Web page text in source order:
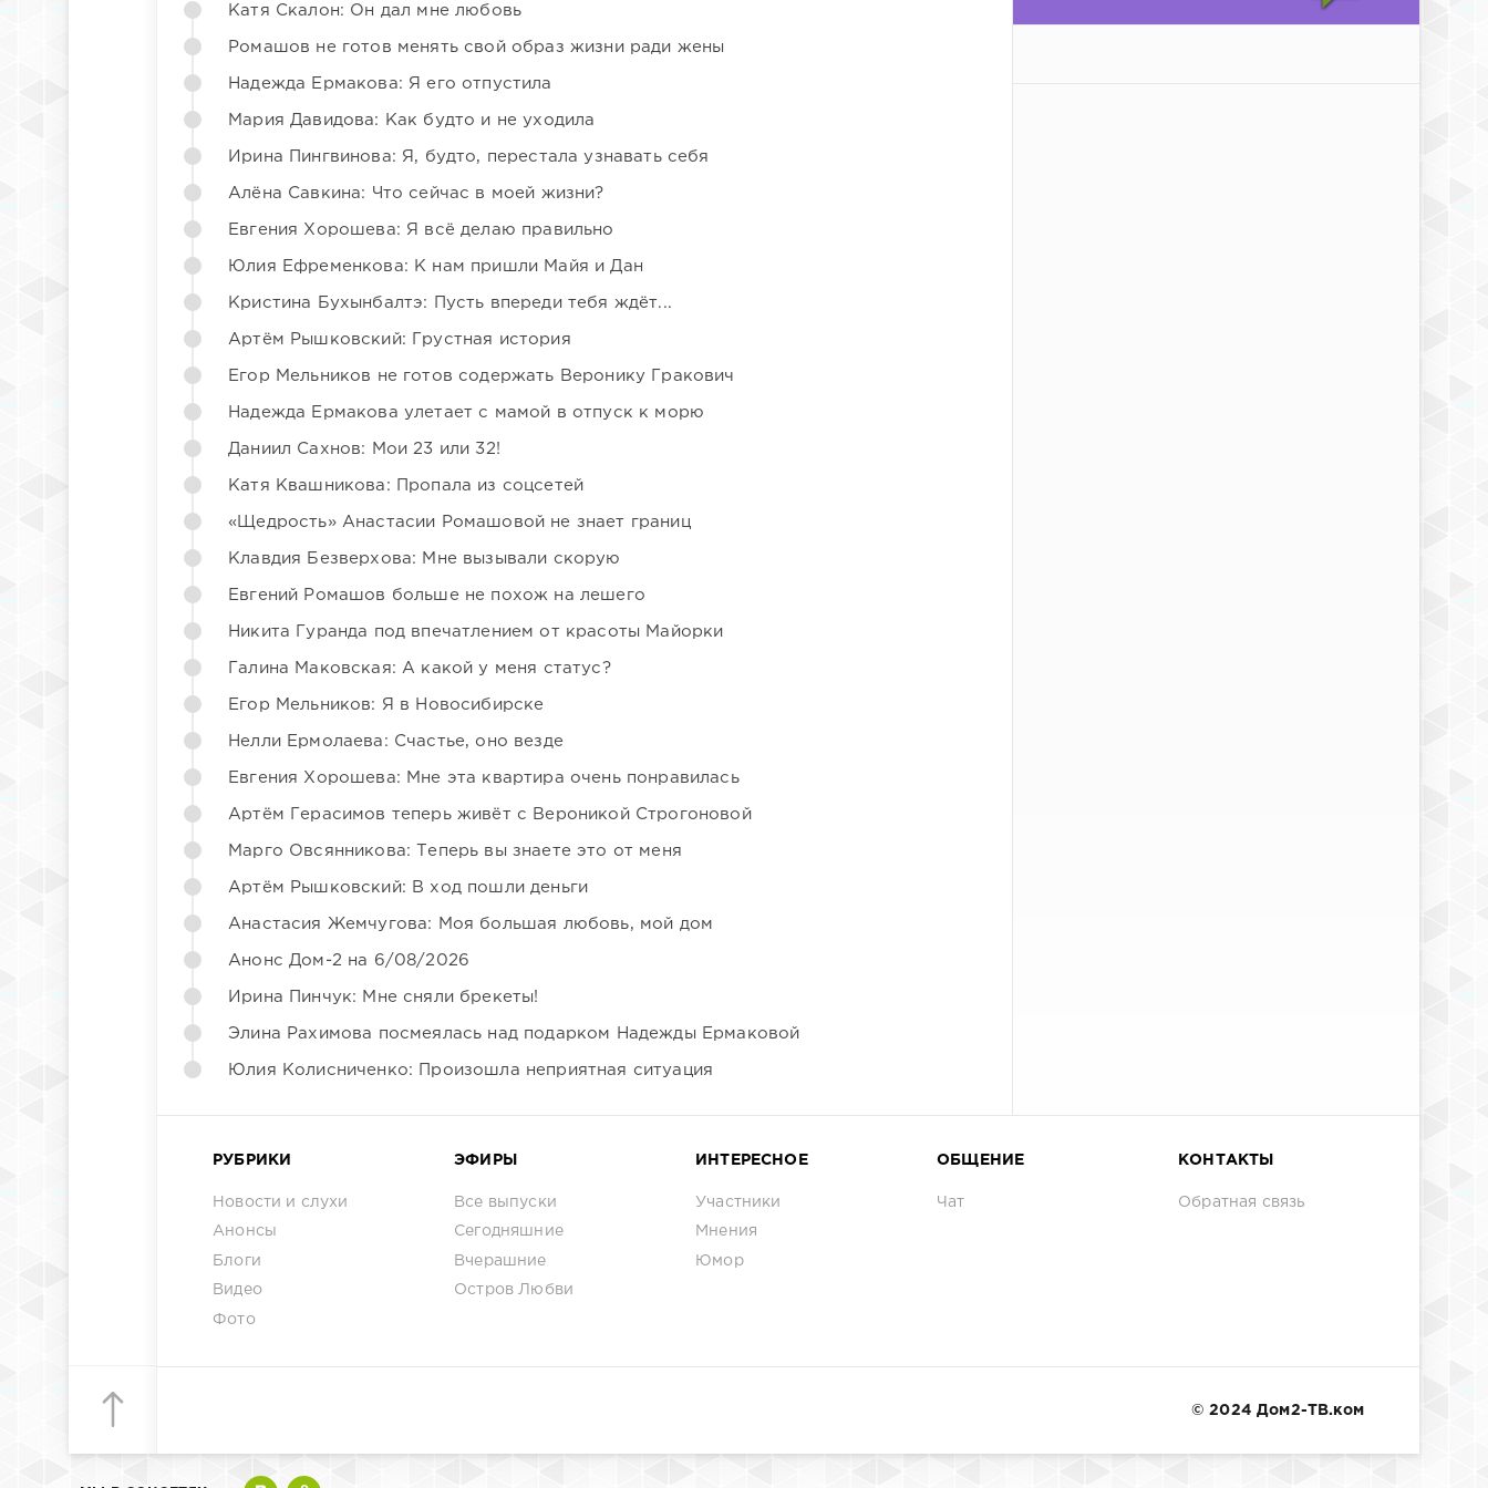
Катя Скалон: Он дал мне любовь
Ромашов не готов менять свой образ жизни ради жены
Надежда Ермакова: Я его отпустила
Мария Давидова: Как будто и не уходила
Ирина Пингвинова: Я, будто, перестала узнавать себя
Алёна Савкина: Что сейчас в моей жизни?
Евгения Хорошева: Я всё делаю правильно
Юлия Ефременкова: К нам пришли Майя и Дан
Кристина Бухынбалтэ: Пусть впереди тебя ждёт...
Артём Рышковский: Грустная история
Егор Мельников не готов содержать Веронику Гракович
Надежда Ермакова улетает с мамой в отпуск к морю
Даниил Сахнов: Мои 23 или 32!
Катя Квашникова: Пропала из соцсетей
«Щедрость» Анастасии Ромашовой не знает границ
Клавдия Безверхова: Мне вызывали скорую
Евгений Ромашов больше не похож на лешего
Никита Гуранда под впечатлением от красоты Майорки
Галина Маковская: А какой у меня статус?
Егор Мельников: Я в Новосибирске
Нелли Ермолаева: Счастье, оно везде
Евгения Хорошева: Мне эта квартира очень понравилась
Артём Герасимов теперь живёт с Вероникой Строгоновой
Марго Овсянникова: Теперь вы знаете это от меня
Артём Рышковский: В ход пошли деньги
Анастасия Жемчугова: Моя большая любовь, мой дом
Анонс Дом-2 на 6/08/2026
Ирина Пинчук: Мне сняли брекеты!
Элина Рахимова посмеялась над подарком Надежды Ермаковой
Юлия Колисниченко: Произошла неприятная ситуация
РУБРИКИ
Новости и слухи
Анонсы
Блоги
Видео
Фото
ЭФИРЫ
Все выпуски
Сегодняшние
Вчерашние
Остров Любви
ИНТЕРЕСНОЕ
Участники
Мнения
Юмор
ОБЩЕНИЕ
Чат
КОНТАКТЫ
Обратная связь
© 2024 Дом2-ТВ.ком